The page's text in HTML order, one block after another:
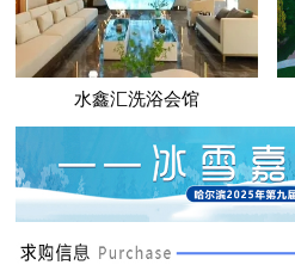
水鑫汇洗浴会馆